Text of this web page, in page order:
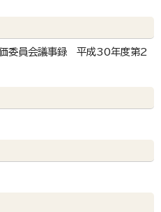
価委員会議事録 平成30年度第2